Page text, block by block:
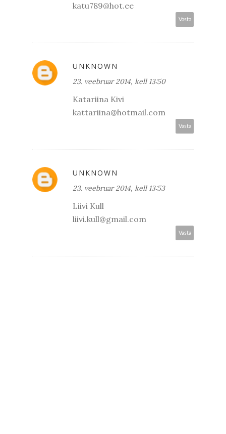
katu789@hot.ee
Vasta
UNKNOWN
23. veebruar 2014, kell 13:50
Katariina Kivi
kattariina@hotmail.com
Vasta
UNKNOWN
23. veebruar 2014, kell 13:53
Liivi Kull
liivi.kull@gmail.com
Vasta